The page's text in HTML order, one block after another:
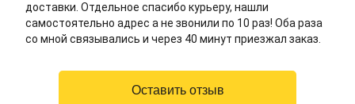
доставки. Отдельное спасибо курьеру, нашли
самостоятельно адрес а не звонили по 10 раз! Оба раза
со мной связывались и через 40 минут приезжал заказ.
Оставить отзыв